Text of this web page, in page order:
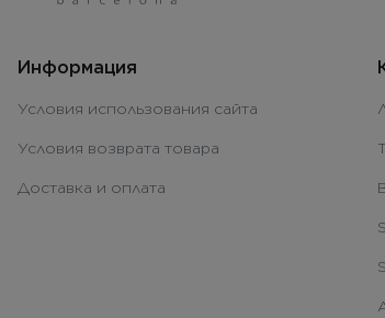
Информация
Условия использования сайта
Условия возврата товара
Доставка и оплата